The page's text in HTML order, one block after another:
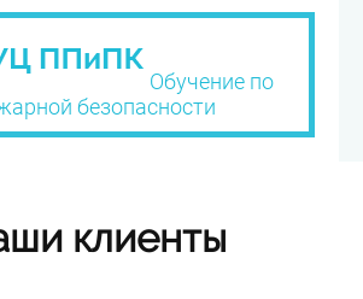
Обучение по
безопасности
клиенты